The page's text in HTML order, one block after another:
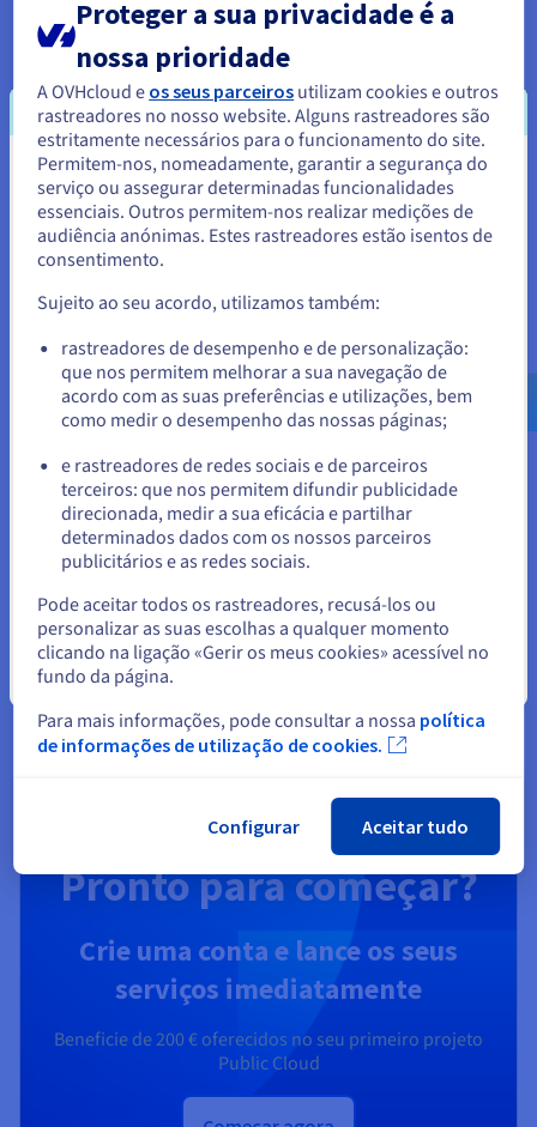
Descobrir Cloud Analytics
Data Platform
Realize e implemente os seus projetos Data & Analytics
em tempo recorde com uma solução completa,
unificada, colaborativa e acessível a todos.
Computação quântica
Explore a computação quântica graças a uma plataforma
unificada: simule, teste e execute os seus algoritmos em
Descobrir Quantum as a Service
Identidade, Segurança e Operações
Proteja, administre e monitorize os seus serviços cloud
na OVHcloud
Descobrir Soluções de Identidade, Segurança e
Operações
Pronto para começar?
Crie uma conta e lance os seus
serviços imediatamente
Beneficie de 200 €oferecidos no seu primeiro projeto
Public Cloud
Parece que está localizado em
Estados Unidos.
Para encomendar a partir de Estados Unidos, terá de consultar e
Aceder ao website do Estados Unidos
us.ovhcloud.com/
Inglês USD - $
ou
Ficar no website atual
Selecionar outro website
Proteger a sua privacidade é a
nossa prioridade
A OVHcloud e os seus parceiros utilizam cookies e outros
rastreadores no nosso website. Alguns rastreadores são
estritamente necessários para o funcionamento do site.
Permitem-nos, nomeadamente, garantir a segurança do
serviço ou assegurar determinadas funcionalidades
essenciais. Outros permitem-nos realizar medições de
audiência anónimas. Estes rastreadores estão isentos de
consentimento.
Sujeito ao seu acordo, utilizamos também:
rastreadores de desempenho e de personalização:
que nos permitem melhorar a sua navegação de
acordo com as suas preferências e utilizações, bem
como medir o desempenho das nossas páginas;
e rastreadores de redes sociais e de parceiros
terceiros: que nos permitem difundir publicidade
direcionada, medir a sua eficácia e partilhar
determinados dados com os nossos parceiros
publicitários e as redes sociais.
Pode aceitar todos os rastreadores, recusá-los ou
personalizar as suas escolhas a qualquer momento
clicando na ligação «Gerir os meus cookies» acessível no
fundo da página.
Para mais informações, pode consultar a nossa política
de informações de utilização de cookies.
Configurar Aceitar tudo